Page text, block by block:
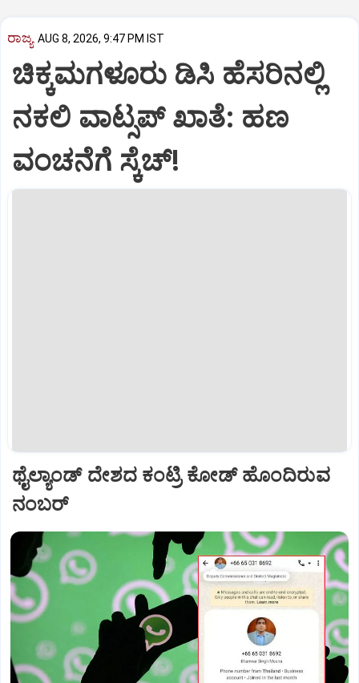
ರಾಜ್ಯ AUG 8, 2026, 9:47 PM IST
ಚಿಕ್ಕಮಗಳೂರು ಡಿಸಿ ಹೆಸರಿನಲ್ಲಿ
ನಕಲಿ ವಾಟ್ಸಪ್ ಖಾತೆ: ಹಣ
ವಂಚನೆಗೆ ಸ್ಕೆಚ್!
ಥೈಲ್ಯಾಂಡ್ ದೇಶದ ಕಂಟ್ರಿ ಕೋಡ್ ಹೊಂದಿರುವ
ನಂಬರ್‌